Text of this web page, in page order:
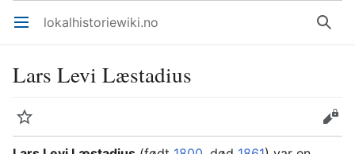
Åpne hovedmenyen lokalhistoriewiki.no Søk
Lars Levi Læstadius
Overvåk
Rediger